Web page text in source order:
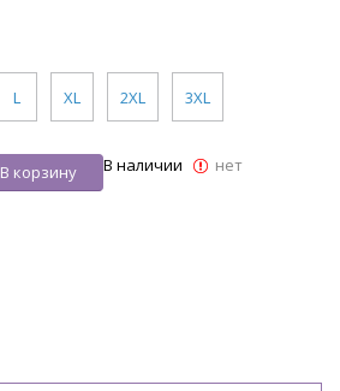
L XL 2XL 3XL
В корзину В наличии нет